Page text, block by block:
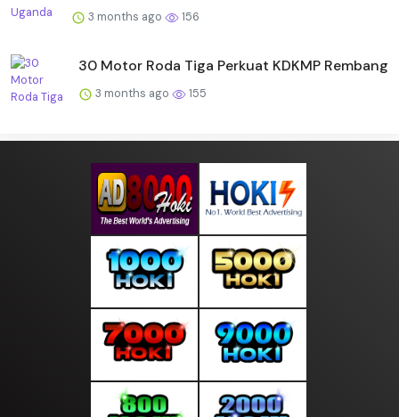
3 months ago 156
30 Motor Roda Tiga Perkuat KDKMP Rembang
3 months ago 155